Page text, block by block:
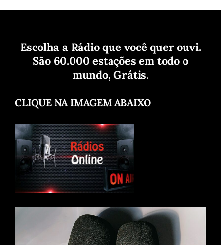
Escolha a Rádio que você quer ouvi.
São 60.000 estações em todo o
mundo, Grátis.
CLIQUE NA IMAGEM ABAIXO